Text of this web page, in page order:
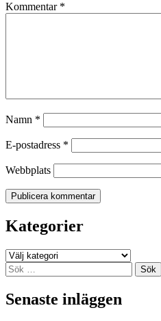
Kommentar *
Namn *
E-postadress *
Webbplats
Kategorier
Kategorier
Sök
efter:
Senaste inläggen